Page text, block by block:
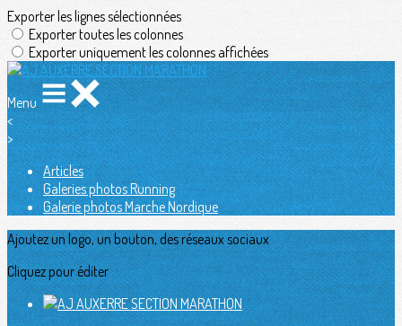
Exporter les lignes sélectionnées
Exporter toutes les colonnes
Exporter uniquement les colonnes affichées
Menu
<
>
Articles
Galeries photos Running
Galerie photos Marche Nordique
Ajoutez un logo, un bouton, des réseaux sociaux
Cliquez pour éditer